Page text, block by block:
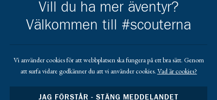
Gå till https://www.mera.se/Gå till https://www.lansforsakringar.se/
Gå till https://
Vill du ha mer äventyr?
Välkommen till #scouterna
Vi använder cookies för att webbplatsen ska fungera på ett bra sätt. Genom
att surfa vidare godkänner du att vi använder cookies. Vad är cookies?
JAG FÖRSTÅR - STÄNG MEDDELANDET